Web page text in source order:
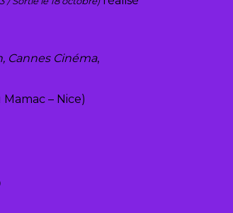
Cannes Cinéma,
– Nice)